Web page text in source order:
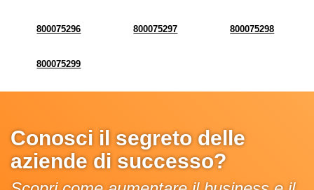
800075296 800075297 800075298
800075299
Conosci il segreto delle
aziende di successo?